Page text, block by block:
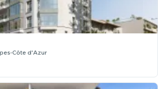
Côte d'Azur